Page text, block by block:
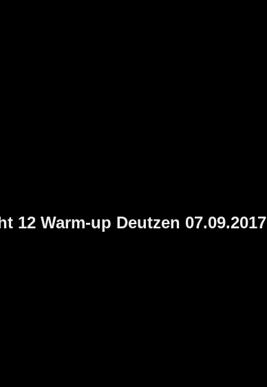
12 Warm-up Deutzen 07.09.2017